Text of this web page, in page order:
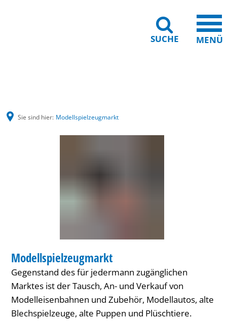
SUCHE MENÜ
Sie sind hier: Modellspielzeugmarkt
KATEGORIE: MARKT
Modellspielzeugmarkt
Gegenstand des für jedermann zugänglichen
Marktes ist der Tausch, An- und Verkauf von
Modelleisenbahnen und Zubehör, Modellautos, alte
Blechspielzeuge, alte Puppen und Plüschtiere.